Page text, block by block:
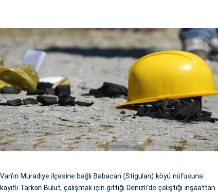
Van’ın Muradiye ilçesine bağlı Babacan (Stigulan) köyü nüfusuna
kayıtlı Tarkan Bulut, çalışmak için gittiği Denizli’de çalıştığı inşaattan